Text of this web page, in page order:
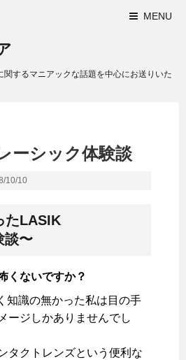
MENU
するマニアックな話題を中心にお送りいた
ーシック体験談
10/10
たLASIK
談〜
くないですか？
知識の無かった私は目の手
ージしかありませんでし
タクトレンズという便利な